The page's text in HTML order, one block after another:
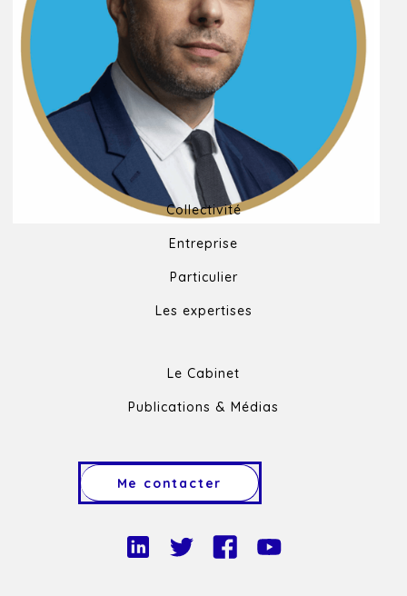
Collectivité
Entreprise
Particulier
Les expertises
Le Cabinet
Publications & Médias
Me contacter